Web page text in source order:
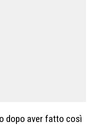
dopo aver fatto così